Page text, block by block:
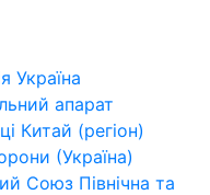
Україна
апарат
Китай (регіон)
(Україна)
Союз Північна та